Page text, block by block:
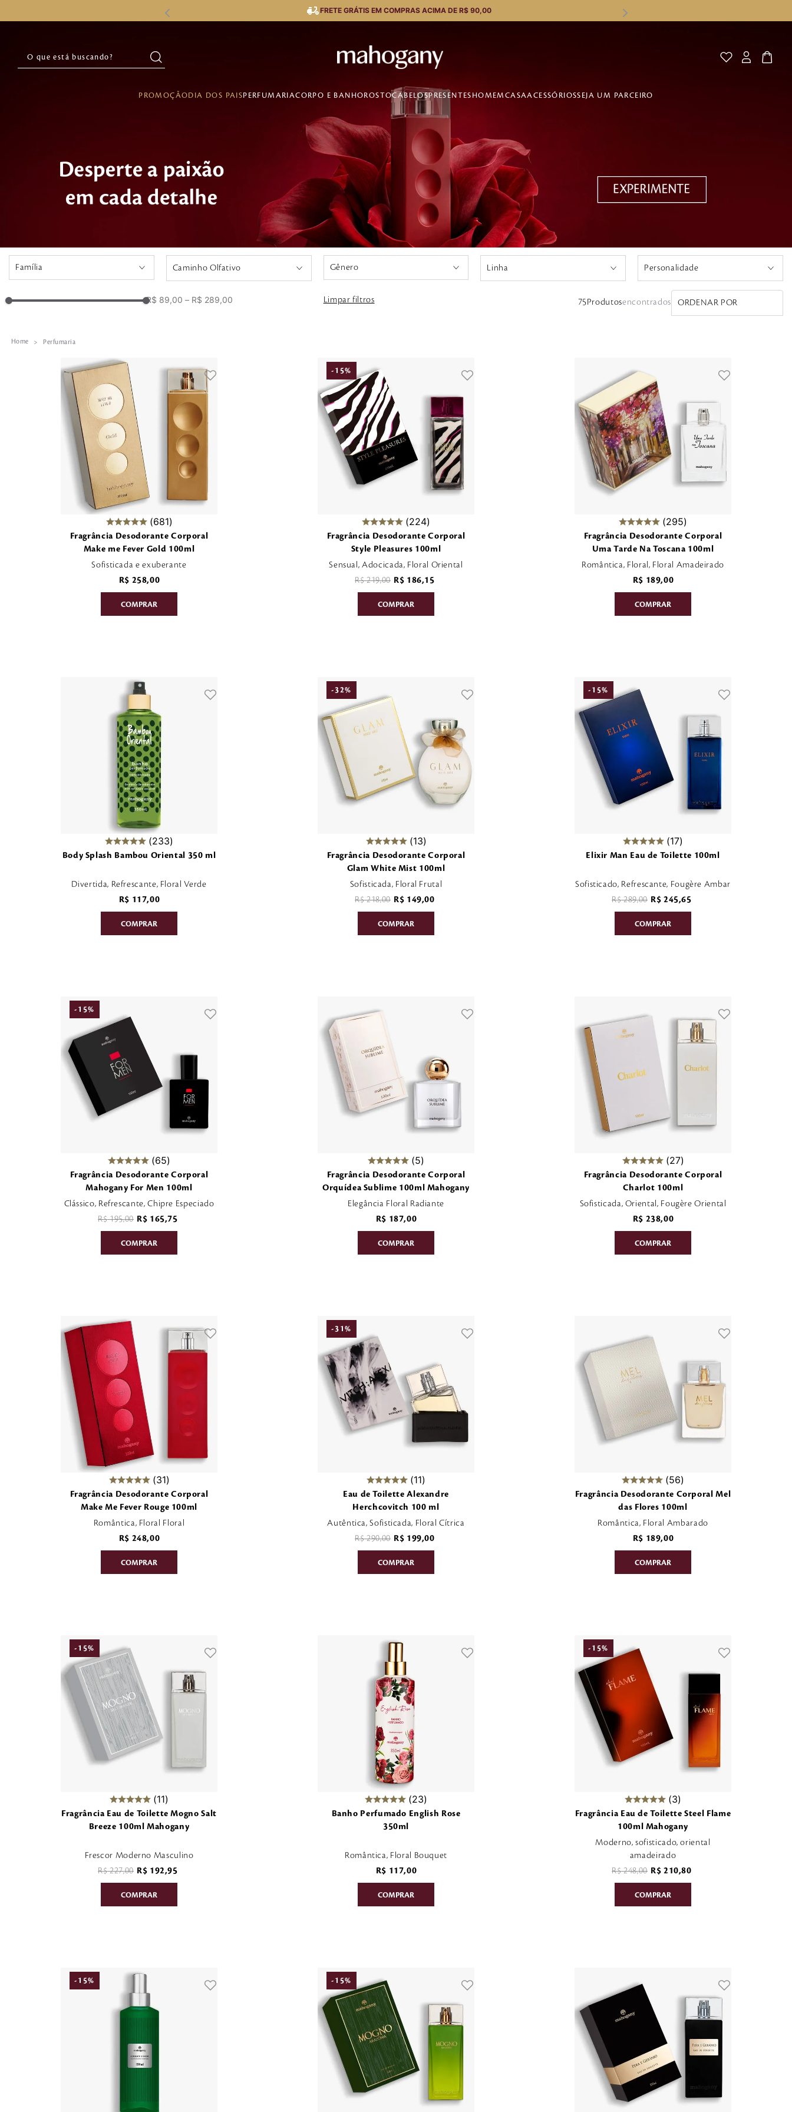
FRETE GRÁTIS EM COMPRAS ACIMA DE R$ 90,00
O que está buscando?
PROMOÇÃODIA DOS PAIS PERFUMARIACORPO E BANHOROSTOCABELOS PRESENTES HOMEM CASAACESSÓRIOSSEJA UM PARCEIRO
Oriental
Fougère
Caminho Olfativo
Amadeirada Aromática
Chipre Floral
Cítrica Floral
Floral Amadeirada
Floral Ambarada
Floral Baunilha
Masculino
Linha Personalidade
Divertida
Intensa
Moderna
Moderno
Romântica
Sensual
R$ 89,00 – R$ 289,00 Limpar filtros 75Produtos ORDENAR POR
Perfumaria
681
Fragrância Desodorante Corporal
Make me Fever Gold 100ml
Sofisticada e exuberante
R$ 258,00
- 15%
224
Fragrância Desodorante Corporal
Style Pleasures 100ml
Sensual, Adocicada, Floral Oriental
R$ 219,00 R$ 186,15
295
Fragrância Desodorante Corporal
Uma Tarde Na Toscana 100ml
Romântica, Floral, Floral Amadeirado
R$ 189,00
233
Body Splash Bambou Oriental 350 ml
Divertida, Refrescante, Floral Verde
R$ 117,00
-32%
13
Fragrância Desodorante Corporal
Glam White Mist 100ml
Sofisticada, Floral Frutal
R$ 218,00 R$ 149,00
- 15%
17
Elixir Man Eau de Toilette 100ml
Sofisticado, Refrescante, Fougère Ambar
R$ 289,00 R$ 245,65
- 15%
65
Fragrância Desodorante Corporal
Mahogany For Men 100ml
Clássico, Refrescante, Chipre Especiado
R$ 195,00 R$ 165,75
5
Fragrância Desodorante Corporal
Orquídea Sublime 100ml Mahogany
Elegância Floral Radiante
R$ 187,00
27
Fragrância Desodorante Corporal
Charlot 100ml
Sofisticada, Oriental, Fougère Oriental
R$ 238,00
31
Fragrância Desodorante Corporal
Make Me Fever Rouge 100ml
Romântica, Floral Floral
R$ 248,00
-31%
11
Eau de Toilette Alexandre
Herchcovitch 100 ml
Autêntica, Sofisticada, Floral Cítrica
R$ 290,00 R$ 199,00
56
Fragrância Desodorante Corporal Mel
das Flores 100ml
Romântica, Floral Ambarado
R$ 189,00
- 15%
11
Fragrância Eau de Toilette Mogno Salt
Breeze 100ml Mahogany
Frescor Moderno Masculino
R$ 227,00 R$ 192,95
23
Banho Perfumado English Rose
350ml
Romântica, Floral Bouquet
R$ 117,00
- 15%
3
Fragrância Eau de Toilette Steel Flame
100ml Mahogany
Moderno, sofisticado, oriental
amadeirado
R$ 248,00 R$ 210,80
- 15% - 15%